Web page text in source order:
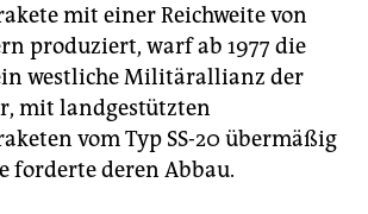
mit einer Reichweite von
produziert, warf ab 1977 die
westliche Militär­allianz der
mit landgestützten
vom Typ SS-20 übermäßig
forderte deren Abbau.